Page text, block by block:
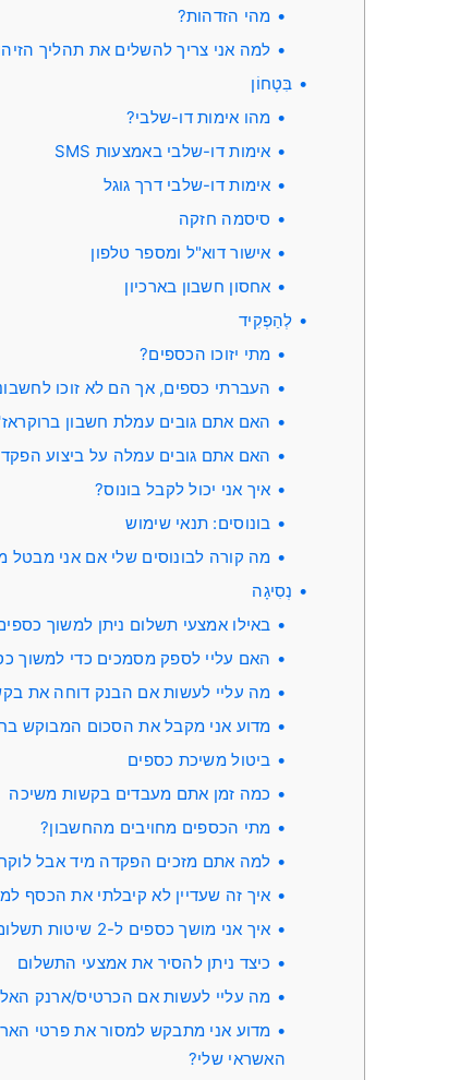
מהי הזדהות?
למה אני צריך להשלים את תהליך
בִּטָחוֹן
מהו אימות דו-שלבי?
אימות דו-שלבי באמצעות SMS
אימות דו-שלבי דרך גוגל
סיסמה חזקה
אישור דוא"ל ומספר טלפון
אחסון חשבון בארכיון
לְהַפְקִיד
מתי יזוכו הכספים?
העברתי כספים, אך הם לא זוכו
האם אתם גובים עמלת חשבון
האם אתם גובים עמלה על ביצוע
איך אני יכול לקבל בונוס?
בונוסים: תנאי שימוש
מה קורה לבונוסים שלי אם אני מבטל
נְסִיגָה
באילו אמצעי תשלום ניתן למשוך
האם עליי לספק מסמכים כדי למשוך
מה עליי לעשות אם הבנק דוחה את
מדוע אני מקבל את הסכום המבוקש
ביטול משיכת כספים
כמה זמן אתם מעבדים בקשות משיכה
מתי הכספים מחויבים מהחשבון?
למה אתם מזכים הפקדה מיד אבל
איך זה שעדיין לא קיבלתי את
איך אני מושך כספים ל-2 שיטות תשלום
כיצד ניתן להסיר את אמצעי התשלום
מה עליי לעשות אם הכרטיס/ארנק
מדוע אני מתבקש למסור את פרטי
האשראי שלי?